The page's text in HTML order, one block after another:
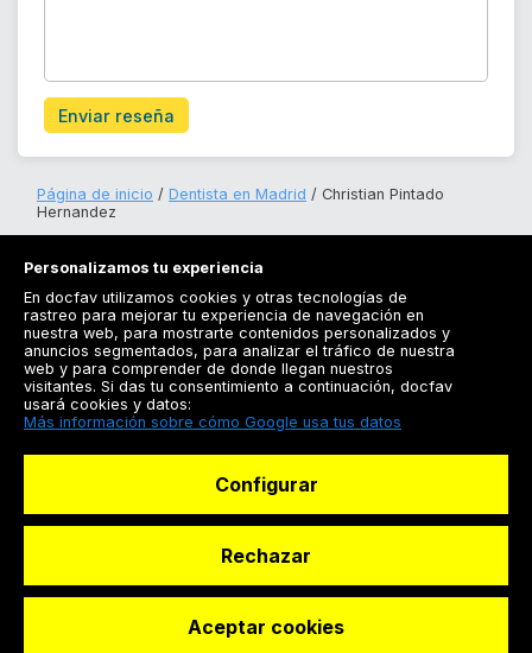
Enviar reseña
Página de inicio Dentista en Madrid
Christian Pintado
Hernandez
Registrarse
Docfav
© Dashboard Technologies S.L
Personalizamos tu experiencia
En docfav utilizamos cookies y otras tecnologías de
rastreo para mejorar tu experiencia de navegación en
nuestra web, para mostrarte contenidos personalizados y
anuncios segmentados, para analizar el tráfico de nuestra
web y para comprender de donde llegan nuestros
visitantes. Si das tu consentimiento a continuación, docfav
usará cookies y datos:
Más información sobre cómo Google usa tus datos
Configurar
Rechazar
Aceptar cookies